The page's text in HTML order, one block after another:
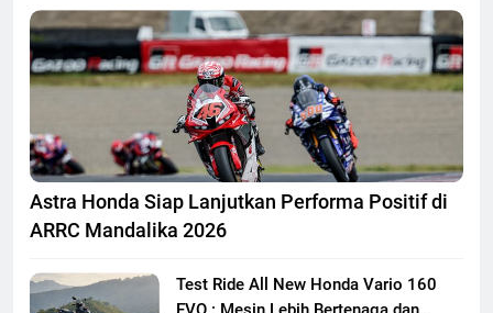
Astra Honda Siap Lanjutkan Performa Positif di
ARRC Mandalika 2026
Test Ride All New Honda Vario 160